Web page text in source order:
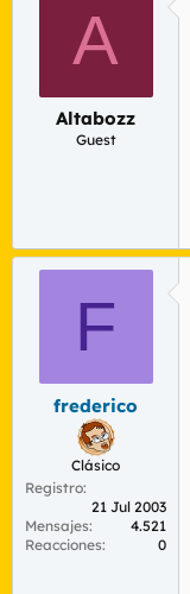
A
Altabozz
Guest
F
frederico
Clásico
Registro
21 Jul 2003
Mensajes
4.521
Reacciones
0